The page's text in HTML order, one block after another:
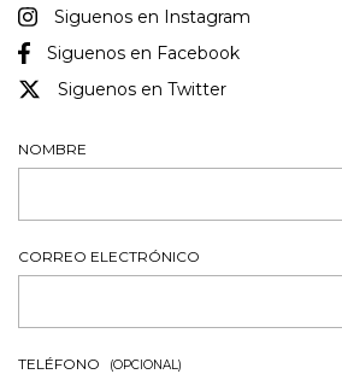
Siguenos en Instagram
Siguenos en Facebook
Siguenos en Twitter
NOMBRE
CORREO ELECTRÓNICO
TELÉFONO (OPCIONAL)